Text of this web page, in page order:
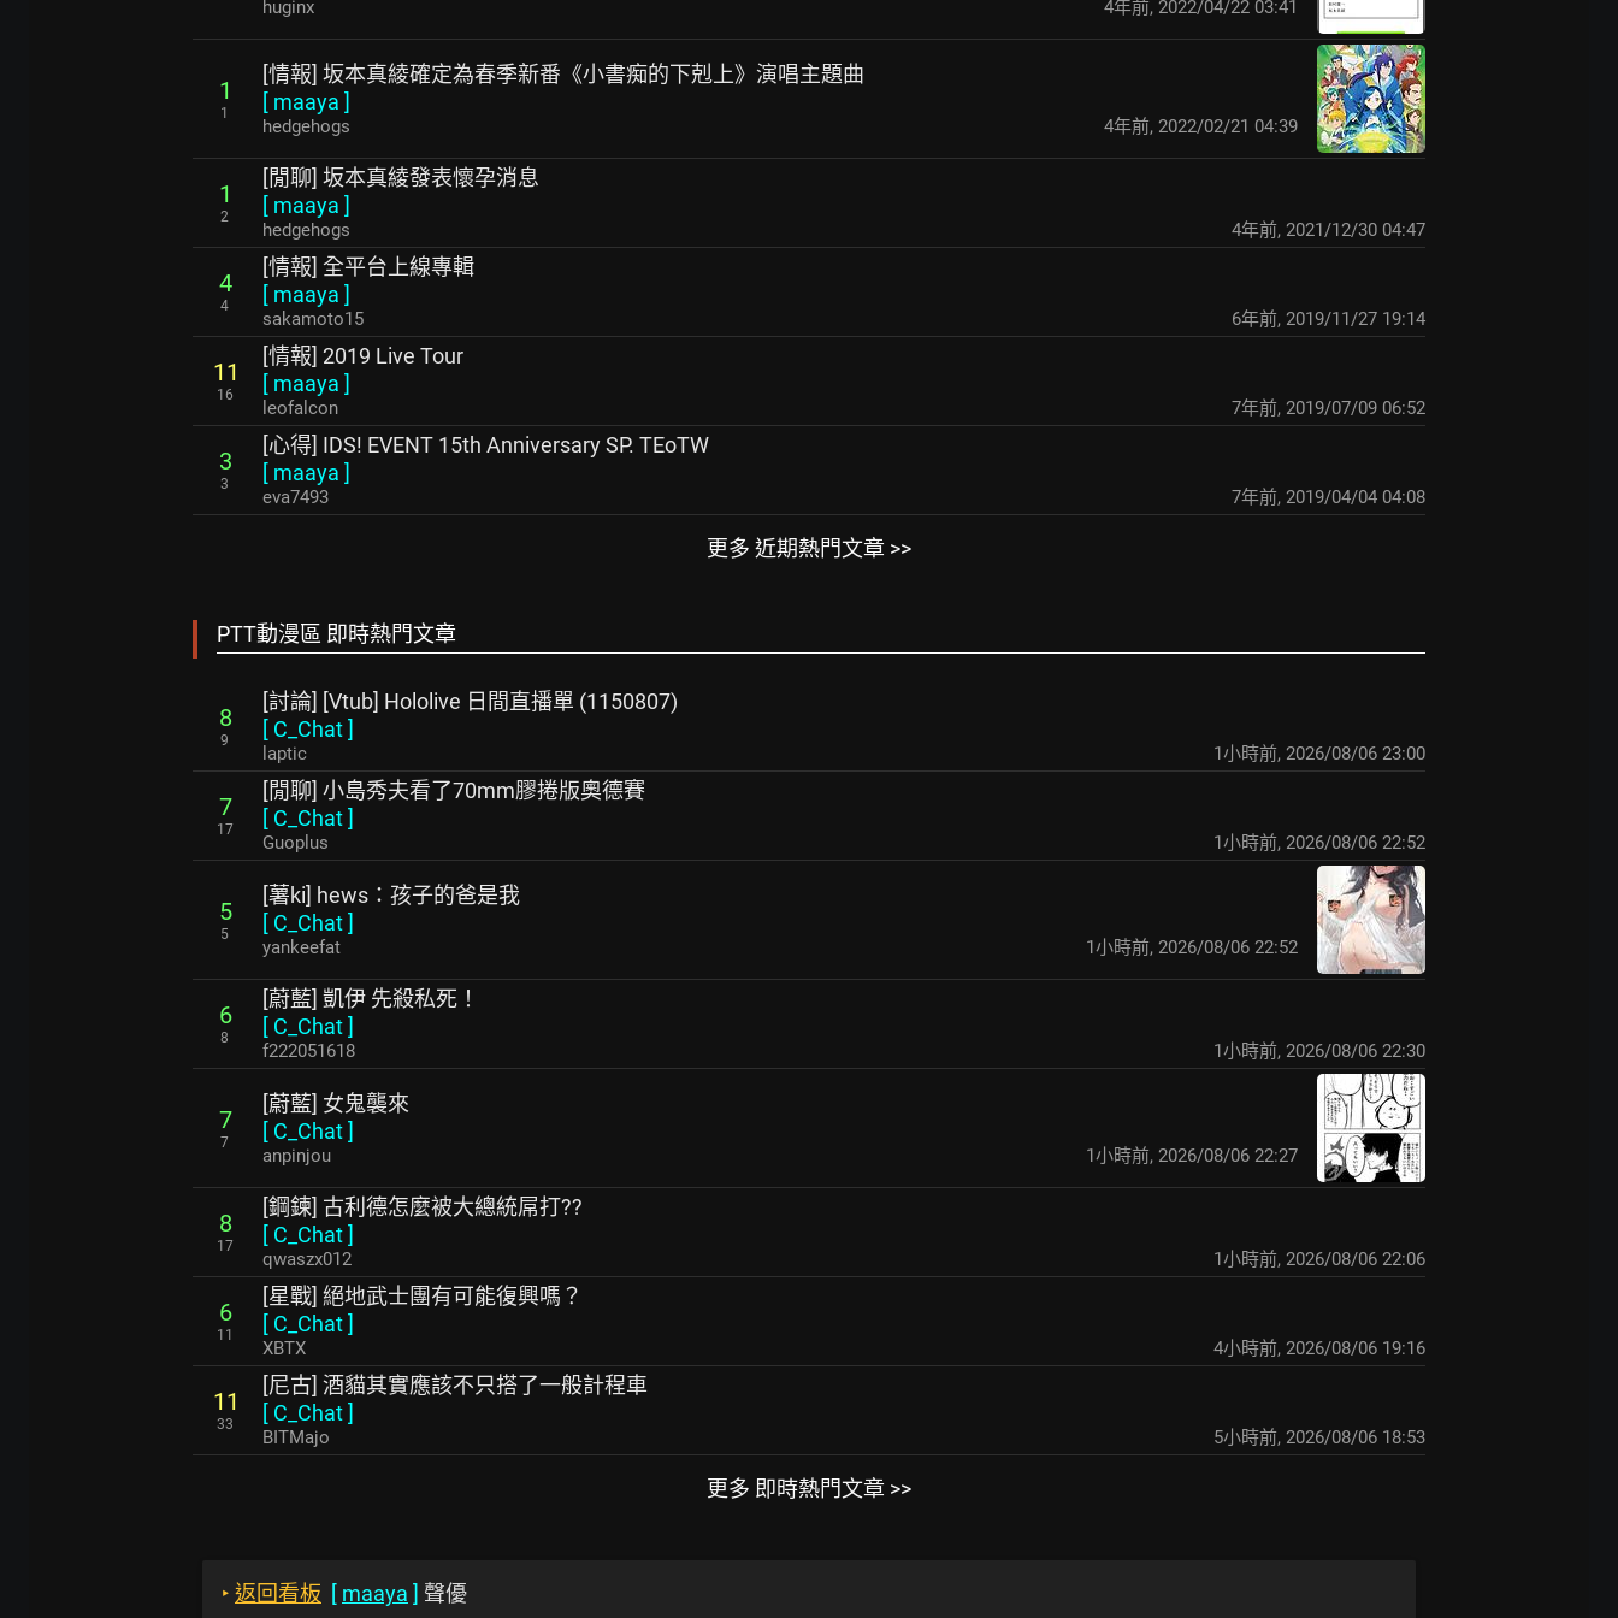
huginx 4年前, 2022/04/22 03:41
1
1
[情報] 坂本真綾確定為春季新番《小書痴的下剋上》演唱主題曲
[ maaya ]
hedgehogs 4年前, 2022/02/21 04:39
1
2
[閒聊] 坂本真綾發表懷孕消息
[ maaya ]
hedgehogs 4年前, 2021/12/30 04:47
4
4
[情報] 全平台上線專輯
[ maaya ]
sakamoto15 6年前, 2019/11/27 19:14
11
16
[情報] 2019 Live Tour
[ maaya ]
leofalcon 7年前, 2019/07/09 06:52
3
3
[心得] IDS! EVENT 15th Anniversary SP. TEoTW
[ maaya ]
eva7493 7年前, 2019/04/04 04:08
更多 近期熱門文章 >>
PTT動漫區 即時熱門文章
8
9
[討論] [Vtub] Hololive 日間直播單 (1150807)
[ C_Chat]
laptic 1小時前, 2026/08/06 23:00
7
17
[閒聊] 小島秀夫看了70mm膠捲版奧德賽
[ C_Chat]
Guoplus 1小時前, 2026/08/06 22:52
5
5
[薯ki] hews：孩子的爸是我
[ C_Chat]
yankeefat 1小時前, 2026/08/06 22:52
6
8
[蔚藍] 凱伊 先殺私死！
[ C_Chat]
f222051618 1小時前, 2026/08/06 22:30
7
7
[蔚藍] 女鬼襲來
[ C_Chat]
anpinjou 1小時前, 2026/08/06 22:27
8
17
[鋼鍊] 古利德怎麼被大總統屌打??
[ C_Chat]
qwaszx012 1小時前, 2026/08/06 22:06
6
11
[星戰] 絕地武士團有可能復興嗎？
[ C_Chat]
XBTX 4小時前, 2026/08/06 19:16
11
33
[尼古] 酒貓其實應該不只搭了一般計程車
[ C_Chat]
BITMajo 5小時前, 2026/08/06 18:53
更多 即時熱門文章 >>
‣ 返回看板 [ maaya ] 聲優